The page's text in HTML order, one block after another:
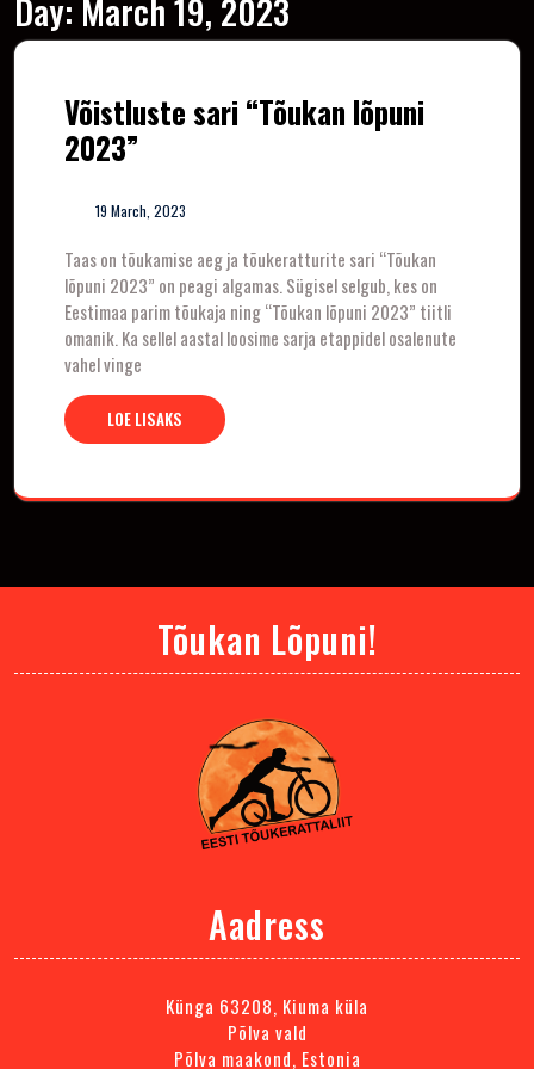
Day: March 19, 2023
Võistluste sari “Tõukan lõpuni
2023”
19 March, 2023
Taas on tõukamise aeg ja tõukeratturite sari “Tõukan
lõpuni 2023” on peagi algamas. Sügisel selgub, kes on
Eestimaa parim tõukaja ning “Tõukan lõpuni 2023” tiitli
omanik. Ka sellel aastal loosime sarja etappidel osalenute
vahel vinge
LOE LISAKS
Tõukan Lõpuni!
Aadress
Künga 63208, Kiuma küla
Põlva vald
Põlva maakond, Estonia